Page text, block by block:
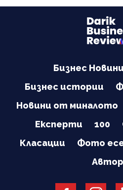
Бизнес Новини
Бизнес истории
Новини от миналото
Експерти
100
Класации
Фото